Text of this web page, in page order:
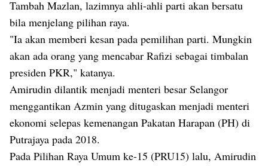
Tambah Mazlan, lazimnya ahli-ahli parti akan bersatu
bila menjelang pilihan raya.
"Ia akan memberi kesan pada pemilihan parti. Mungkin
akan ada orang yang mencabar Rafizi sebagai timbalan
presiden PKR," katanya.
Amirudin dilantik menjadi menteri besar Selangor
menggantikan Azmin yang ditugaskan menjadi menteri
ekonomi selepas kemenangan Pakatan Harapan (PH) di
Putrajaya pada 2018.
Pada Pilihan Raya Umum ke-15 (PRU15) lalu, Amirudin